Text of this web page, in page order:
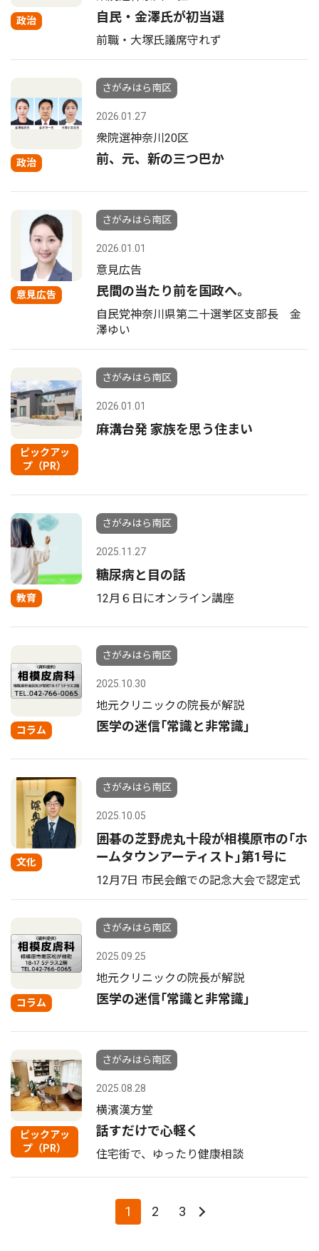
政治 自民・金澤氏が初当選
前職・大塚氏議席守れず
政治
さがみはら南区
2026.01.27
衆院選神奈川20区
前、元、新の三つ巴か
意見広告
さがみはら南区
2026.01.01
意見広告
民間の当たり前を国政へ。
自民党神奈川県第二十選挙区支部長 金
澤ゆい
ピックアッ
プ（PR）
さがみはら南区
2026.01.01
麻溝台発 家族を思う住まい
教育
さがみはら南区
2025.11.27
糖尿病と目の話
12月６日にオンライン講座
コラム
さがみはら南区
2025.10.30
地元クリニックの院長が解説
医学の迷信｢常識と非常識｣
文化
さがみはら南区
2025.10.05
囲碁の芝野虎丸十段が相模原市の｢ホ
ームタウンアーティスト｣第1号に
12月7日 市民会館での記念大会で認定式
コラム
さがみはら南区
2025.09.25
地元クリニックの院長が解説
医学の迷信｢常識と非常識｣
ピックアッ
プ（PR）
さがみはら南区
2025.08.28
横濱漢方堂
話すだけで心軽く
住宅街で、ゆったり健康相談
1 2 3